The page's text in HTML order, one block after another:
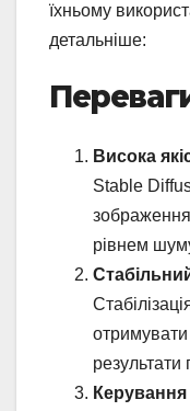
їхньому
детальніше:
Висока
Stable
зображення
рівнем
отримувати
результати